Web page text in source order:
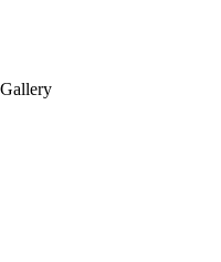
Gallery